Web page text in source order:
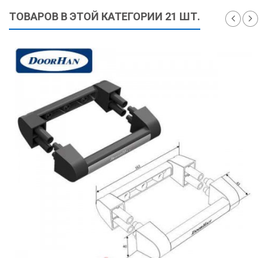
ТОВАРОВ В ЭТОЙ КАТЕГОРИИ 21 ШТ.